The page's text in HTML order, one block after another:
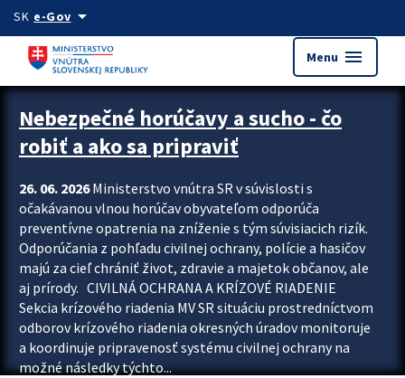
Preskocit na hlavný obsah
SK e-Govarrow_drop_down
Menu menu
Zastavit automatický posun upútavok
Nebezpečné horúčavy a sucho - čo
robiť a ako sa pripraviť
26. 06. 2026Ministerstvo vnútra SR v súvislosti s
očakávanou vlnou horúčav obyvateľom odporúča
preventívne opatrenia na zníženie s tým súvisiacich rizík.
Odporúčania z pohľadu civilnej ochrany, polície a hasičov
majú za cieľ chrániť život, zdravie a majetok občanov, ale
aj prírody. CIVILNÁ OCHRANA A KRÍZOVÉ RIADENIE
Sekcia krízového riadenia MV SR situáciu prostredníctvom
odborov krízového riadenia okresných úradov monitoruje
a koordinuje pripravenosť systému civilnej ochrany na
možné následky týchto...